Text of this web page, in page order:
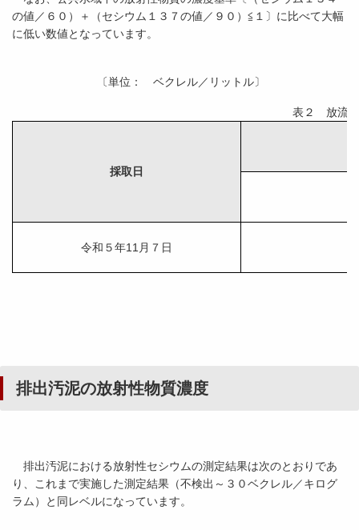
の値／６０）＋（セシウム１３７の値／９０）≦１〕に比べて大幅
に低い数値となっています。
〔単位： ベクレル／リットル〕
表２ 放流水
採取日
令和５年11月７日
排出汚泥の放射性物質濃度
排出汚泥における放射性セシウムの測定結果は次のとおりであ
り、これまで実施した測定結果（不検出～３０ベクレル／キログ
ラム）と同レベルになっています。